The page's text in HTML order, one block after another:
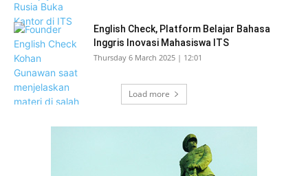
English Check, Platform Belajar Bahasa
Inggris Inovasi Mahasiswa ITS
Thursday 6 March 2025 | 12:01
Load more